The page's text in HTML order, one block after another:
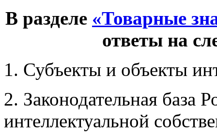
В разделе «Товарные
ответы на
1. Субъекты и объекты
2. Законодательная база
интеллектуальной